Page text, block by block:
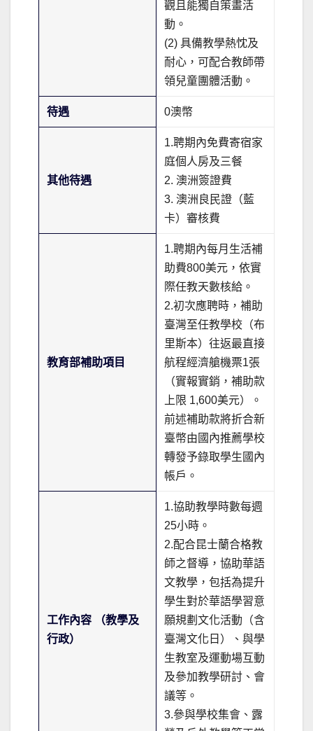
觀且能獨自策畫活
動。
(2) 具備教學熱忱及
耐心，可配合教師帶
領兒童團體活動。
待遇 0澳幣
其他待遇
1.聘期內免費寄宿家
庭個人房及三餐
2. 澳洲簽證費
3. 澳洲良民證（藍
卡）審核費
教育部補助項目
1.聘期內每月生活補
助費800美元，依實
際任教天數核給。
2.初次應聘時，補助
臺灣至任教學校（布
里斯本）往返最直接
航程經濟艙機票1張
（實報實銷，補助款
上限 1,600美元）。
前述補助款將折合新
臺幣由國內推薦學校
轉發予錄取學生國內
帳戶。
工作內容 （教學及
行政）
1.協助教學時數每週
25小時。
2.配合昆士蘭合格教
師之督導，協助華語
文教學，包括為提升
學生對於華語學習意
願規劃文化活動（含
臺灣文化日）、與學
生教室及運動場互動
及參加教學研討、會
議等。
3.參與學校集會、露